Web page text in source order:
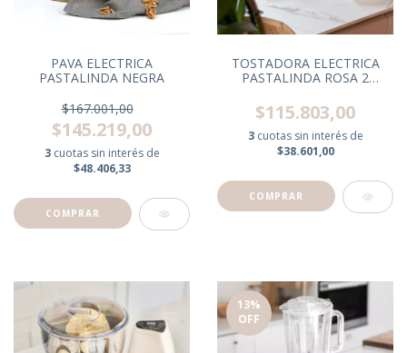
PAVA ELECTRICA
PASTALINDA NEGRA
$167.001,00
$145.219,00
3 cuotas sin interés de
$48.406,33
TOSTADORA ELECTRICA
PASTALINDA ROSA 2
$115.803,00
3 cuotas sin interés de
$38.601,00
13%
OFF